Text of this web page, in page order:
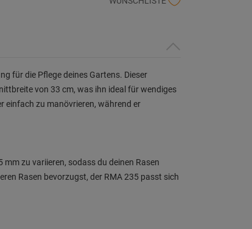
für die Pflege deines Gartens. Dieser
von 33 cm, was ihn ideal für wendiges
einfach zu manövrieren, während er
zu variieren, sodass du deinen Rasen
Rasen bevorzugst, der RMA 235 passt sich